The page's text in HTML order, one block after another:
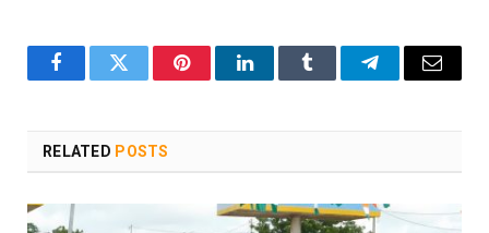
FacebookTwitter PinterestLinkedInTumblr TelegramEmail
RELATED POSTS